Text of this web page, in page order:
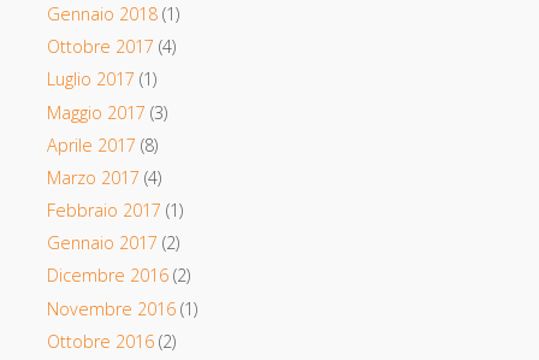
Gennaio 2018(1)
Ottobre 2017 (4)
Luglio 2017 (1)
Maggio 2017 (3)
Aprile 2017 (8)
Marzo 2017 (4)
Febbraio 2017 (1)
Gennaio 2017 (2)
Dicembre 2016(2)
Novembre 2016(1)
Ottobre 2016(2)